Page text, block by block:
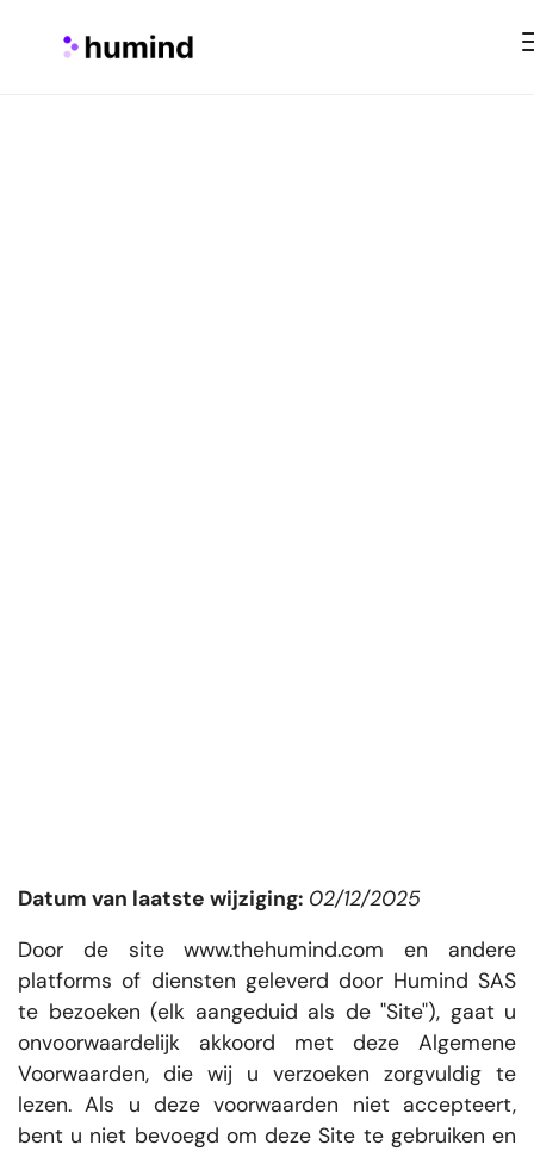
Datum van laatste wijziging: 02/12/2025
Door de site www.thehumind.com en andere
platforms of diensten geleverd door Humind SAS
te bezoeken (elk aangeduid als de "Site"), gaat u
onvoorwaardelijk akkoord met deze Algemene
Voorwaarden, die wij u verzoeken zorgvuldig te
lezen. Als u deze voorwaarden niet accepteert,
bent u niet bevoegd om deze Site te gebruiken en